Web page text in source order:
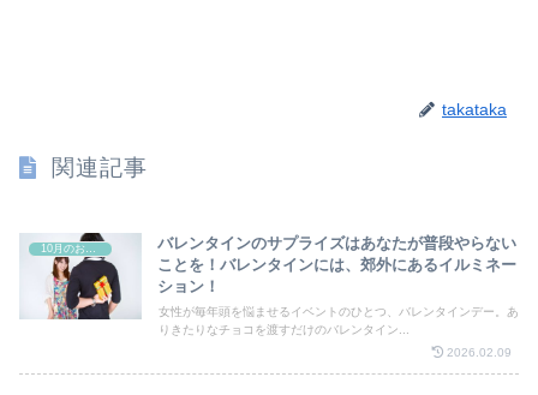
takataka
関連記事
10月のお祭り
バレンタインのサプライズはあなたが普段やらない
ことを！バレンタインには、郊外にあるイルミネー
ション！
女性が毎年頭を悩ませるイベントのひとつ、バレンタインデー。あ
りきたりなチョコを渡すだけのバレンタイン...
2026.02.09